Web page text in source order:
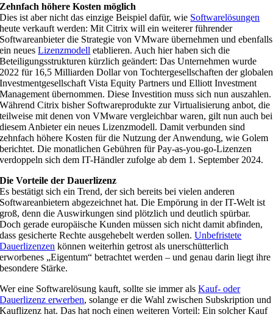
Zehnfach höhere Kosten möglich
Dies ist aber nicht das einzige Beispiel dafür, wie Softwarelösungen
heute verkauft werden: Mit Citrix will ein weiterer führender
Softwareanbieter die Strategie von VMware übernehmen und ebenfalls
ein neuesLizenzmodell etablieren. Auch hier haben sich die
Beteiligungsstrukturen kürzlich geändert: Das Unternehmen wurde
2022 für 16,5 Milliarden Dollar von Tochtergesellschaften der globalen
Investmentgesellschaft Vista Equity Partners und Elliott Investment
Management übernommen. Diese Investition muss sich nun auszahlen.
Während Citrix bisher Softwareprodukte zur Virtualisierung anbot, die
teilweise mit denen von VMware vergleichbar waren, gilt nun auch bei
diesem Anbieter ein neues Lizenzmodell. Damit verbunden sind
zehnfach höhere Kosten für die Nutzung der Anwendung, wie Golem
berichtet. Die monatlichen Gebühren für Pay-as-you-go-Lizenzen
verdoppeln sich dem IT-Händler zufolge ab dem 1. September 2024.
Die Vorteile der Dauerlizenz
Es bestätigt sich ein Trend, der sich bereits bei vielen anderen
Softwareanbietern abgezeichnet hat. Die Empörung in der IT-Welt ist
groß, denn die Auswirkungen sind plötzlich und deutlich spürbar.
Doch gerade europäische Kunden müssen sich nicht damit abfinden,
dass gesicherte Rechte ausgehebelt werden sollen.Unbefristete
Dauerlizenzen können weiterhin getrost als unerschütterlich
erworbenes „Eigentum“ betrachtet werden – und genau darin liegt ihre
besondere Stärke.
Wer eine Softwarelösung kauft, sollte sie immer alsKauf- oder
Dauerlizenz erwerben, solange er die Wahl zwischen Subskription und
Kauflizenz hat. Das hat noch einen weiteren Vorteil: Ein solcher Kauf